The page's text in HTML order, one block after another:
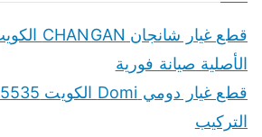
الأصلية صيانة فورية
التركيب